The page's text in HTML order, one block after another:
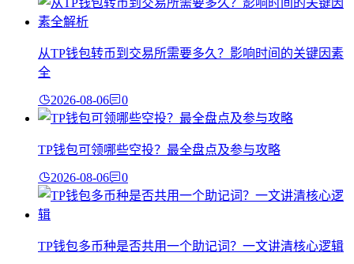
从TP钱包转币到交易所需要多久？影响时间的关键因素
全
2026-08-06 0
TP钱包可领哪些空投？最全盘点及参与攻略
2026-08-06 0
TP钱包多币种是否共用一个助记词？一文讲清核心逻辑